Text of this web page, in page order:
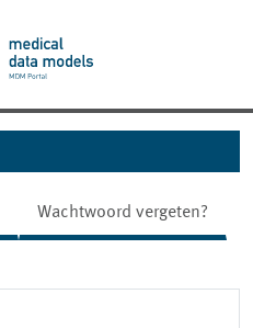
Wachtwoord vergeten?